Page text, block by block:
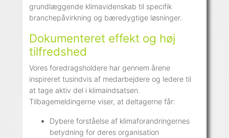
grundlæggende klimavidenskab til specifik
branchepåvirkning og bæredygtige løsninger.
Dokumenteret effekt og høj
tilfredshed
Vores foredragsholdere har gennem årene
inspireret tusindvis af medarbejdere og ledere til
at tage aktiv del i klimaindsatsen.
Tilbagemeldingerne viser, at deltagerne får:
Dybere forståelse af klimaforandringernes
betydning for deres organisation